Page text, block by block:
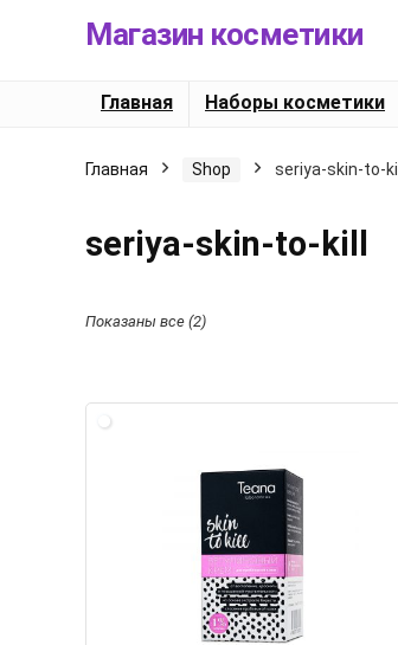
Магазин косметики
Главная Наборы косметики
Главная Shop seriya-skin-to-kill
seriya-skin-to-kill
Показаны все (2)